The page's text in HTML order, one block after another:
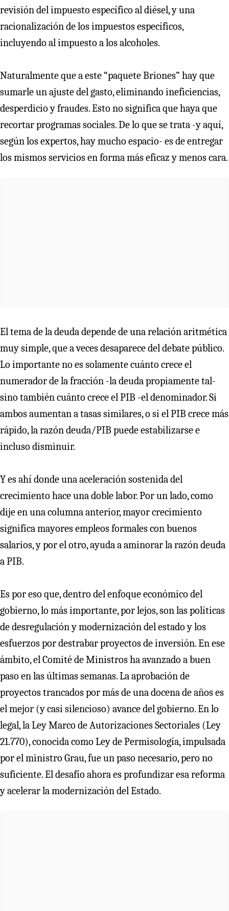
revisión del impuesto específico al diésel, y una
racionalización de los impuestos específicos,
incluyendo al impuesto a los alcoholes.
Naturalmente que a este “paquete Briones” hay que
sumarle un ajuste del gasto, eliminando ineficiencias,
desperdicio y fraudes. Esto no significa que haya que
recortar programas sociales. De lo que se trata -y aquí,
según los expertos, hay mucho espacio- es de entregar
los mismos servicios en forma más eficaz y menos cara.
El tema de la deuda depende de una relación aritmética
muy simple, que a veces desaparece del debate público.
Lo importante no es solamente cuánto crece el
numerador de la fracción -la deuda propiamente tal-
sino también cuánto crece el PIB -el denominador. Si
ambos aumentan a tasas similares, o si el PIB crece más
rápido, la razón deuda/PIB puede estabilizarse e
incluso disminuir.
Y es ahí donde una aceleración sostenida del
crecimiento hace una doble labor. Por un lado, como
dije en una columna anterior, mayor crecimiento
significa mayores empleos formales con buenos
salarios, y por el otro, ayuda a aminorar la razón deuda
a PIB.
Es por eso que, dentro del enfoque económico del
gobierno, lo más importante, por lejos, son las políticas
de desregulación y modernización del estado y los
esfuerzos por destrabar proyectos de inversión. En ese
ámbito, el Comité de Ministros ha avanzado a buen
paso en las últimas semanas. La aprobación de
proyectos trancados por más de una docena de años es
el mejor (y casi silencioso) avance del gobierno. En lo
legal, la Ley Marco de Autorizaciones Sectoriales (Ley
21.770), conocida como Ley de Permisología, impulsada
por el ministro Grau, fue un paso necesario, pero no
suficiente. El desafío ahora es profundizar esa reforma
y acelerar la modernización del Estado.